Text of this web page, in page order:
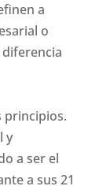
a
o
principios.
y
a ser el
a sus 21